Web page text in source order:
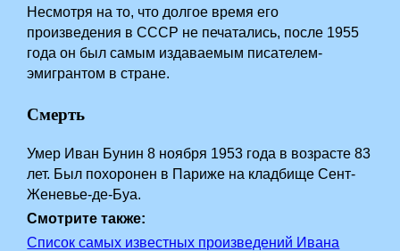
Несмотря на то, что долгое время его
произведения в СССР не печатались, после 1955
года он был самым издаваемым писателем-
эмигрантом в стране.
Смерть
Умер Иван Бунин 8 ноября 1953 года в возрасте 83
лет. Был похоронен в Париже на кладбище Сент-
Женевье-де-Буа.
Смотрите также:
Список самых известных произведений Ивана